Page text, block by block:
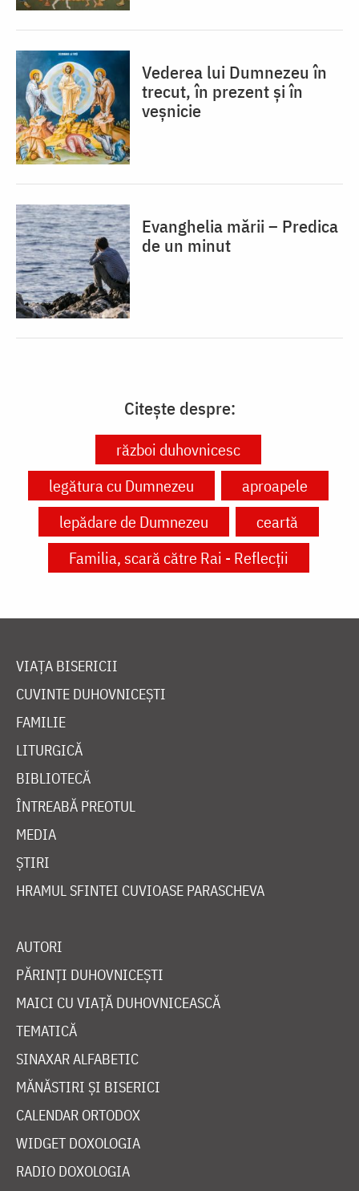
Vederea lui Dumnezeu în
trecut, în prezent și în
veșnicie
Evanghelia mării – Predica
de un minut
Citește despre:
război duhovnicesc
legătura cu Dumnezeu
aproapele
lepădare de Dumnezeu
ceartă
Familia, scară către Rai - Reflecții
VIAȚA BISERICII
CUVINTE DUHOVNICEȘTI
FAMILIE
LITURGICĂ
BIBLIOTECĂ
ÎNTREABĂ PREOTUL
MEDIA
ȘTIRI
HRAMUL SFINTEI CUVIOASE PARASCHEVA
AUTORI
PĂRINȚI DUHOVNICEȘTI
MAICI CU VIAȚĂ DUHOVNICEASCĂ
TEMATICĂ
SINAXAR ALFABETIC
MĂNĂSTIRI ȘI BISERICI
CALENDAR ORTODOX
WIDGET DOXOLOGIA
RADIO DOXOLOGIA